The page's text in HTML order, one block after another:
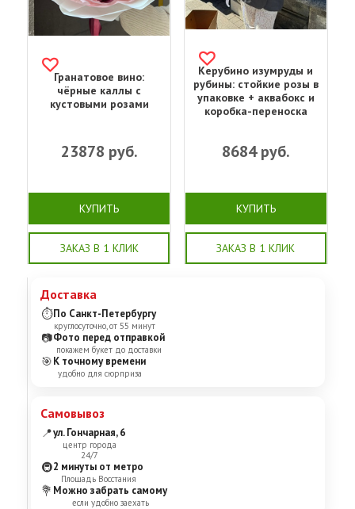
Гранатовое вино:
чёрные каллы с
кустовыми розами
23878 руб.
КУПИТЬ
ЗАКАЗ В 1 КЛИК
Керубино изумруды и
рубины: стойкие розы в
упаковке + аквабокс и
коробка-переноска
8684руб.
КУПИТЬ
ЗАКАЗ В 1 КЛИК
Доставка
⏱По Санкт-Петербургу
круглосуточно, от 55 минут
📷Фото перед отправкой
покажем букет до доставки
🎯К точному времени
удобно для сюрприза
Самовывоз
📍ул. Гончарная, 6
центр города
24/7
🚇2 минуты от метро
Площадь Восстания
💐 Можно забрать самому
если удобно заехать